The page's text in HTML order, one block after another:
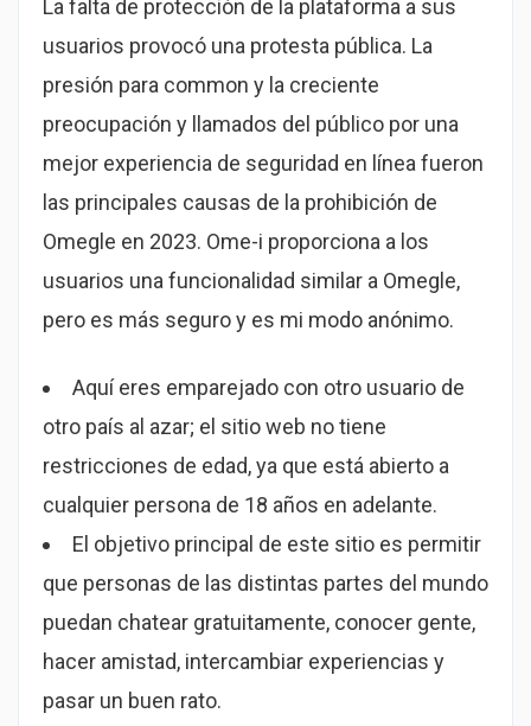
La falta de protección de la plataforma a sus
usuarios provocó una protesta pública. La
presión para common y la creciente
preocupación y llamados del público por una
mejor experiencia de seguridad en línea fueron
las principales causas de la prohibición de
Omegle en 2023. Ome-i proporciona a los
usuarios una funcionalidad similar a Omegle,
pero es más seguro y es mi modo anónimo.
Aquí eres emparejado con otro usuario de
otro país al azar; el sitio web no tiene
restricciones de edad, ya que está abierto a
cualquier persona de 18 años en adelante.
El objetivo principal de este sitio es permitir
que personas de las distintas partes del mundo
puedan chatear gratuitamente, conocer gente,
hacer amistad, intercambiar experiencias y
pasar un buen rato.